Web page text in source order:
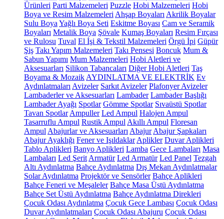
Ürünleri Parti Malzemeleri Puzzle Hobi Malzemeleri Hobi
Boya ve Resim Malzemeleri Ahşap Boyaları Akrilik Boyalar
Sulu Boya Yağlı Boya Seti Eskitme Boyası Cam ve Seramik
Boyaları Metalik Boya Şövale Kumaş Boyaları Resim Fırçası
ve Rulosu Tuval El İşi & Tekstil Malzemeleri Örgü İpi Güpür
Şiş Takı Yapım Malzemeleri Takı Pensesi Boncuk Mum &
Sabun Yapımı Mum Malzemeleri Hobi Aletleri ve
Aksesuarları Silikon Tabancaları Diğer Hobi Aletleri Taş
Boyama & Mozaik AYDINLATMA VE ELEKTRİK Ev
Aydınlatmaları Avizeler Sarkıt Avizeler Plafonyer Avizeler
Lambaderler ve Aksesuarları Lambader Lambader Başlığı
Lambader Ayağı Spotlar Gömme Spotlar Sıvaüstü Spotlar
Tavan Spotlar Ampuller Led Ampul Halojen Ampul
Tasarruflu Ampul Rustik Ampul Akıllı Ampul Floresan
Ampul Abajurlar ve Aksesuarları Abajur Abajur Şapkaları
Abajur Ayaklığı Fener ve Işıldaklar Aplikler Duvar Aplikleri
Tablo Aplikleri Banyo Aplikleri Lamba Gece Lambaları Masa
Lambaları Led Şerit Armatür Led Armatür Led Panel Tezgah
Altı Aydınlatma Bahçe Aydınlatma Dış Mekan Aydınlatmalar
Solar Aydınlatma Projektör ve Sensörler Bahçe Aplikleri
Bahçe Feneri ve Meşaleler Bahçe Masa Üstü Aydınlatma
Bahçe Set Üstü Aydınlatma Bahçe Aydınlatma Direkleri
Çocuk Odası Aydınlatma Çocuk Gece Lambası Çocuk Odası
Duvar Aydınlatmaları Çocuk Odası Abajuru Çocuk Odası